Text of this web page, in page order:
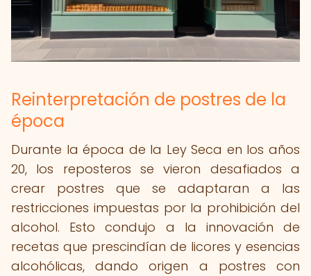
Reinterpretación de postres de la
época
Durante la época de la Ley Seca en los años
20, los reposteros se vieron desafiados a
crear postres que se adaptaran a las
restricciones impuestas por la prohibición del
alcohol. Esto condujo a la innovación de
recetas que prescindían de licores y esencias
alcohólicas, dando origen a postres con